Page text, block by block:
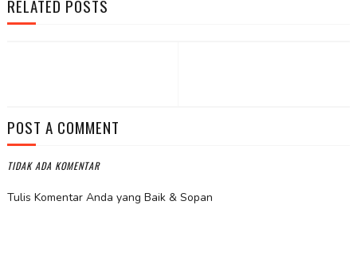
RELATED POSTS
POST A COMMENT
TIDAK ADA KOMENTAR
Tulis Komentar Anda yang Baik & Sopan